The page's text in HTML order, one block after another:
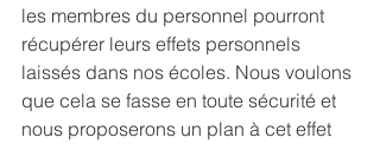
les membres du personnel pourront
récupérer leurs effets personnels
laissés dans nos écoles. Nous voulons
que cela se fasse en toute sécurité et
nous proposerons un plan à cet effet